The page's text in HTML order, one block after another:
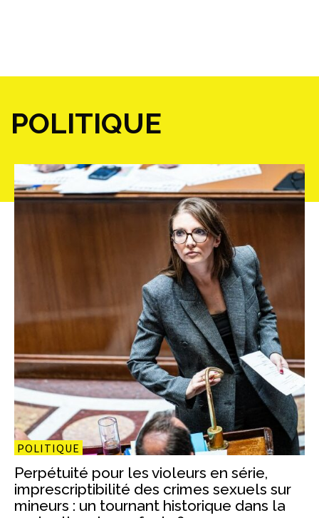
POLITIQUE
POLITIQUE
Perpétuité pour les violeurs en série,
imprescriptibilité des crimes sexuels sur
mineurs : un tournant historique dans la